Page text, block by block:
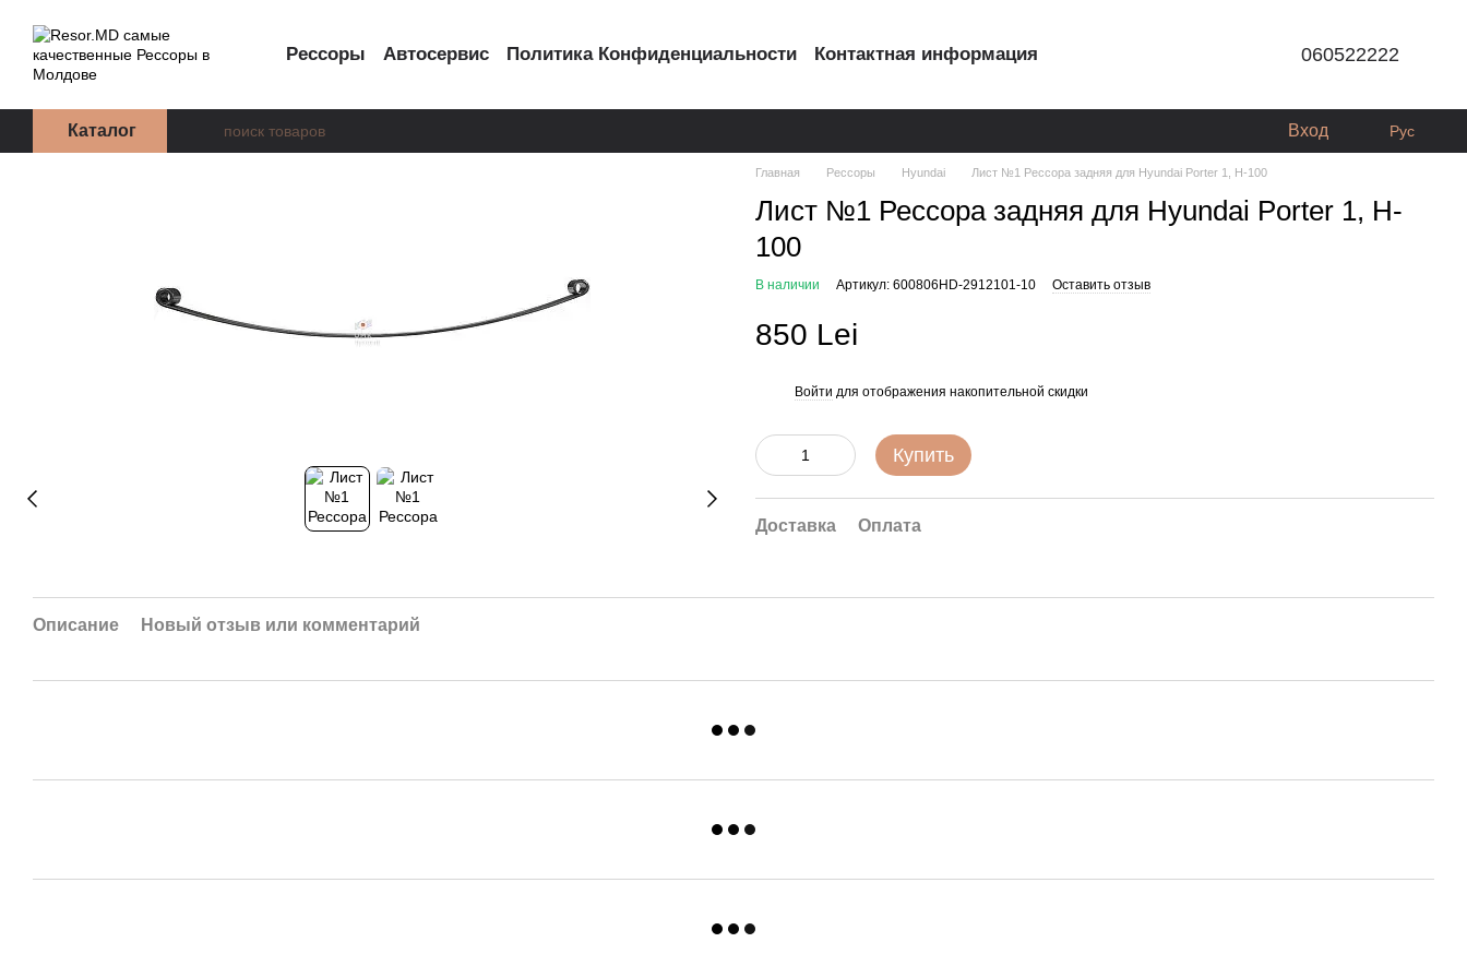
Рессоры Автосервис Политика Конфиденциальности Контактная информация 060522222
Каталог Вход Рус
Главная Рессоры Hyundai Лист №1 Рессора задняя для Hyundai Porter 1, H-100
Лист №1 Рессора задняя для Hyundai Porter 1, H-
100
В наличии Артикул: 600806HD-2912101-10 Оставить отзыв
850 Lei
Войти для отображения накопительной скидки
Купить
Доставка Оплата
Описание Новый отзыв или комментарий